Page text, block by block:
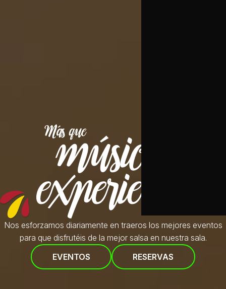
Nos esforzamos diariamente en traeros los mejores eventos
para que disfrutéis de la mejor salsa en nuestra sala.
EVENTOS
RESERVAS